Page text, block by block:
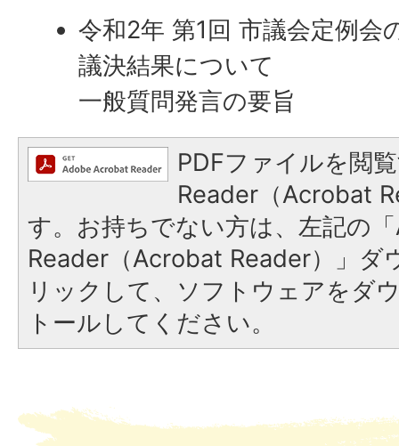
令和2年 第1回 市議会定例会
議決結果について
一般質問発言の要旨
PDFファイルを閲
Reader（Acrobat
す。お持ちでない方は、左記の
Reader（Acrobat Reader）」ダ
リックして、ソフトウェアをダ
トールしてください。